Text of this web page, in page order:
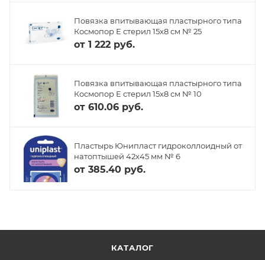
Повязка впитывающая пластырного типа
Космопор Е стерил 15х8 см № 25
от 1 222 руб.
Повязка впитывающая пластырного типа
Космопор Е стерил 15х8 см № 10
от 610.06 руб.
Пластырь Юнипласт гидроколлоидный от
натоптышей 42х45 мм № 6
от 385.40 руб.
КАТАЛОГ